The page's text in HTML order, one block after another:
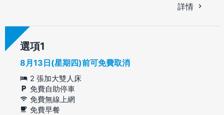
詳情
選項
8月13日(星期四)前可免費取消
2 張加大雙人床
免費自助停車
免費無線上網
免費早餐